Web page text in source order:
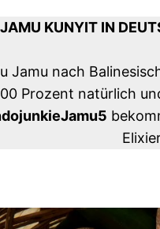
JAMU KUNYIT IN
Jamu nach
Prozent natürlich